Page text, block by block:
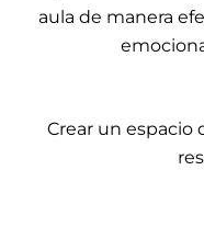
aula de manera
Crear un espacio